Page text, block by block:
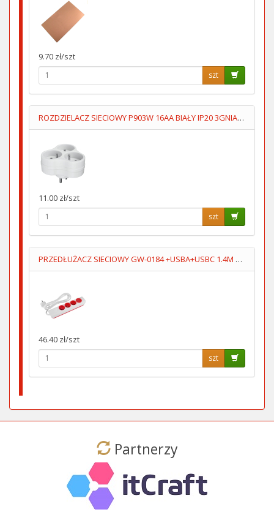
9.70 zł/szt
szt
ROZDZIELACZ SIECIOWY P903W 16AA BIAŁY IP20 3GNIAZDA UZIOM
11.00 zł/szt
szt
PRZEDŁUŻACZ SIECIOWY GW-0184 +USBA+USBC 1.4M 3GN+WYŁĄCZNIK
46.40 zł/szt
szt
Partnerzy